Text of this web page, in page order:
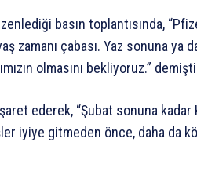
basın toplantısında,
zamanı çabası. Yaz sonuna ya
olmasını bekliyoruz.”
ederek, “Şubat sonuna kadar
iyiye gitmeden önce, daha da